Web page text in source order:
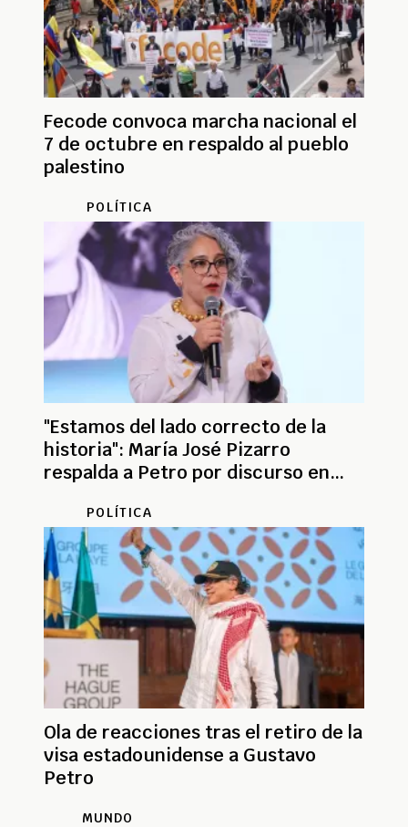
Fecode convoca marcha nacional el
7 de octubre en respaldo al pueblo
palestino
POLÍTICA
"Estamos del lado correcto de la
historia": María José Pizarro
respalda a Petro por discurso en
POLÍTICA
Ola de reacciones tras el retiro de la
visa estadounidense a Gustavo
Petro
MUNDO